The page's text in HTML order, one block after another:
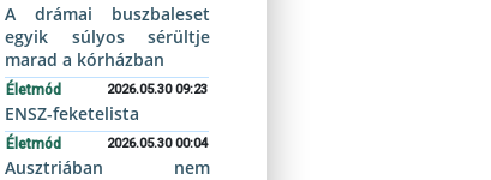
A drámai buszbaleset
egyik súlyos sérültje
marad a kórházban
Életmód 2026.05.30 09:23
ENSZ-feketelista
Életmód 2026.05.30 00:04
Ausztriában nem